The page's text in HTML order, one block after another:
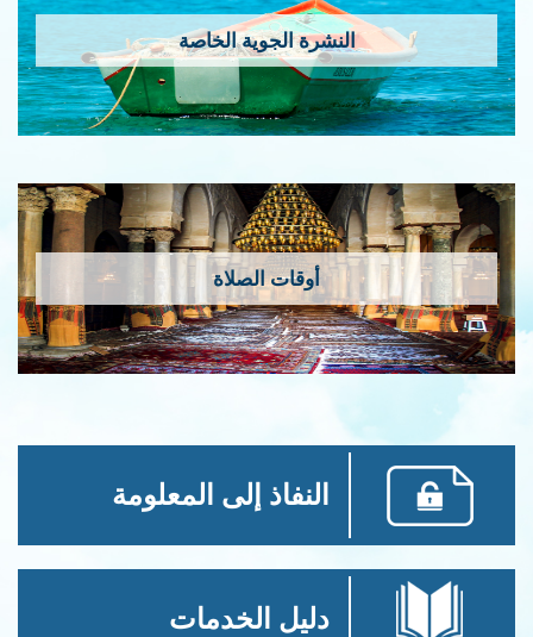
النشرة الجوية الخاصة
أوقات الصلاة
النفاذ إلى المعلومة
دليل الخدمات